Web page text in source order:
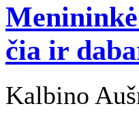
čia ir
Kalbino